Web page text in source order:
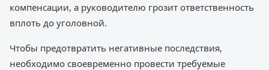
компенсации, а руководителю грозит ответственность
вплоть до уголовной.
Чтобы предотвратить негативные последствия,
необходимо своевременно провести требуемые